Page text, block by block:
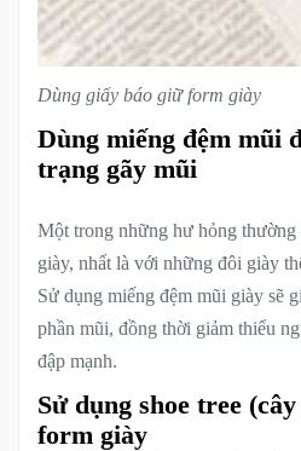
Dùng giấy báo giữ form giày
Dùng miếng đệm mũi
trạng gãy mũi
Một trong những hư hỏng thường
giày, nhất là với những đôi giày
Sử dụng miếng đệm mũi giày sẽ
phần mũi, đồng thời giảm thiểu
đập mạnh.
Sử dụng shoe tree
form giày